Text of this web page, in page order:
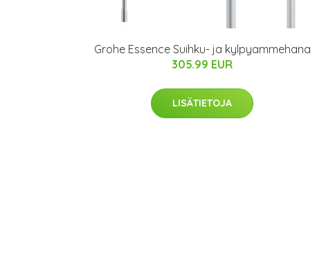
Grohe Essence Suihku- ja kylpyammehana
305.99 EUR
LISÄTIETOJA